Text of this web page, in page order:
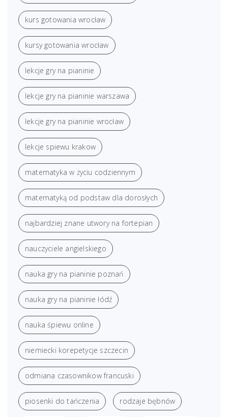
kurs gotowania wrocław
kursy gotowania wrocław
lekcje gry na pianinie
lekcje gry na pianinie warszawa
lekcje gry na pianinie wrocław
lekcje spiewu krakow
matematyka w życiu codziennym
matematyką od podstaw dla dorosłych
najbardziej znane utwory na fortepian
nauczyciele angielskiego
nauka gry na pianinie poznań
nauka gry na pianinie łódź
nauka śpiewu online
niemiecki korepetycje szczecin
odmiana czasownikow francuski
piosenki do tańczenia rodzaje bębnów